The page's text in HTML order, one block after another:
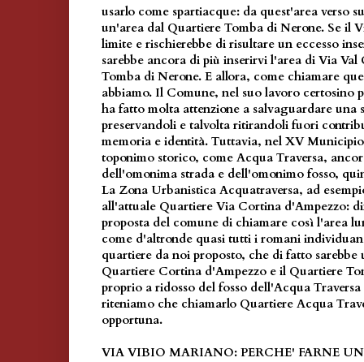
usarlo come spartiacque: da quest'area verso
un'area dal Quartiere Tomba di Nerone. Se il
limite e rischierebbe di risultare un eccesso
sarebbe ancora di più inserirvi l'area di Via Val
Tomba di Nerone. E allora, come chiamare
abbiamo. Il Comune, nel suo lavoro certosino
ha fatto molta attenzione a salvaguardare una
preservandoli e talvolta ritirandoli fuori
memoria e identità. Tuttavia, nel XV
toponimo storico, come Acqua Traversa,
dell'omonima strada e dell'omonimo fosso,
La Zona Urbanistica Acquatraversa, ad
all'attuale Quartiere Via Cortina d'Ampezzo:
proposta del comune di chiamare così l'area
come d'altronde quasi tutti i romani
quartiere da noi proposto, che di fatto
Quartiere Cortina d'Ampezzo e il Quartiere
proprio a ridosso del fosso dell'Acqua
riteniamo che chiamarlo Quartiere Acqua
opportuna.
VIA VIBIO MARIANO: PERCHE' FARNE